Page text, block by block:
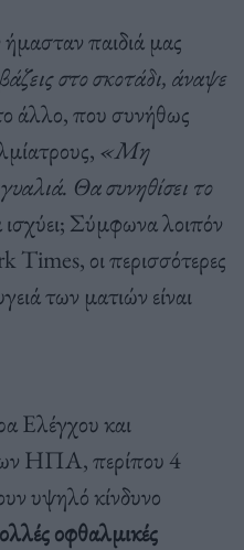
παιδιά μας
στο σκοτάδι, άναψε
άλλο, που συνήθως
«Μη
Θα συνηθίσει το
ισχύει; Σύμφωνα λοιπόν
Times, οι περισσότερες
των ματιών είναι
Ελέγχου και
ΗΠΑ, περίπου 4
υψηλό κίνδυνο
οφθαλμικές